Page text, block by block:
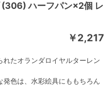
(306) ハーフパン×2個 レ
￥2,217
たオランダロイヤルターレン
色は、水彩絵具にももちろん